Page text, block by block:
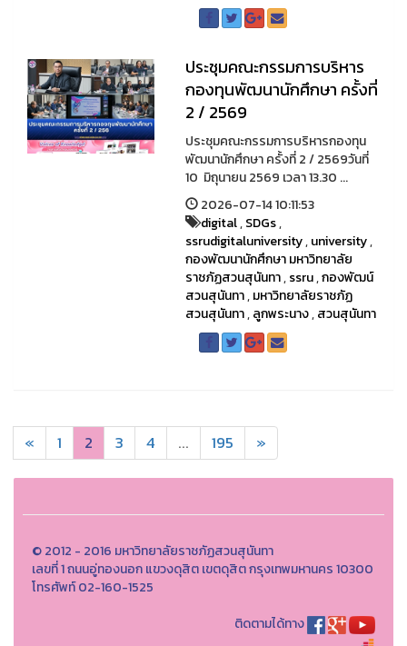
ประชุมคณะกรรมการบริหาร
กองทุนพัฒนานักศึกษา ครั้งที่
2 / 2569
ประชุมคณะกรรมการบริหารกองทุน
พัฒนานักศึกษา ครั้งที่ 2 / 2569วันที่
10 มิถุนายน 2569 เวลา 13.30 ...
2026-07-14 10:11:53
digital,SDGs,
ssrudigitaluniversity,university,
กองพัฒนานักศึกษา มหาวิทยาลัย
ราชภัฏสวนสุนันทา,ssru,กองพัฒน์
สวนสุนันทา,มหาวิทยาลัยราชภัฏ
สวนสุนันทา,ลูกพระนาง,สวนสุนันทา
« 1 2 3 4 ... 195 »
© 2012 - 2016 มหาวิทยาลัยราชภัฏสวนสุนันทา
เลขที่ 1 ถนนอู่ทองนอก แขวงดุสิต เขตดุสิต กรุงเทพมหานคร 10300
โทรศัพท์ 02-160-1525
ติดตามได้ทาง